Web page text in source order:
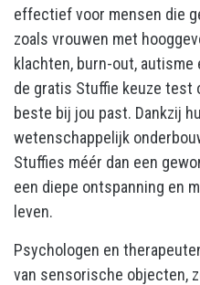
effectief voor mensen die
zoals vrouwen met
klachten, burn-out, autisme
de gratis Stuffie keuze test
beste bij jou past. Dankzij
wetenschappelijk
Stuffies méér dan een
een diepe ontspanning en
leven.
Psychologen en
van sensorische objecten,